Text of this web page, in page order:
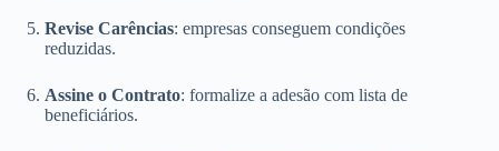
Revise Carências: empresas conseguem condições
reduzidas.
Assine o Contrato: formalize a adesão com lista de
beneficiários.